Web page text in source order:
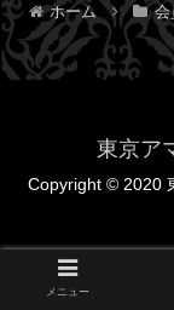
ホーム 会
東京ア
Copyright © 2020
メニュー